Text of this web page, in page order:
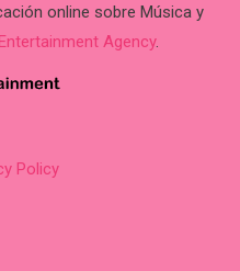
online sobre Música y
Agency.
Policy